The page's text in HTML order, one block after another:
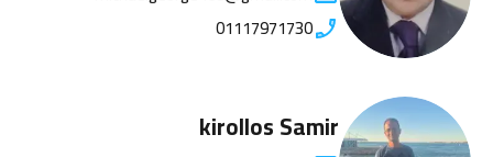
01117971730
kirollos Samir